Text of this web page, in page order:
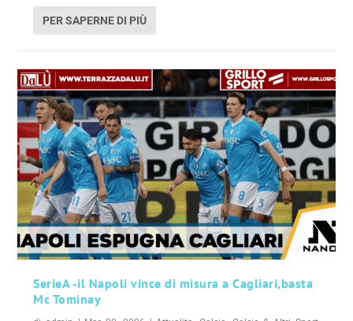
PER SAPERNE DI PIÙ
SerieA -il Napoli vince di misura a Cagliari,basta
Mc Tominay